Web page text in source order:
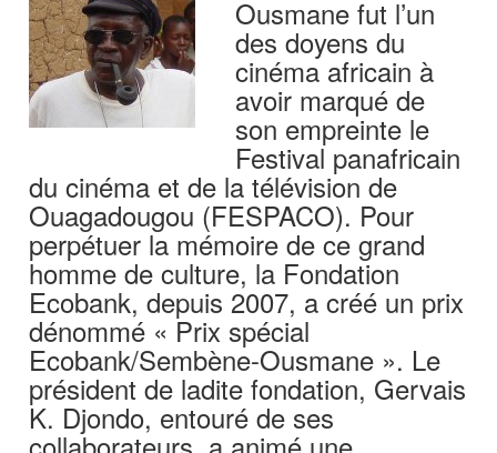
Ousmane fut l’un
des doyens du
cinéma africain à
avoir marqué de
son empreinte le
Festival panafricain
du cinéma et de la télévision de
Ouagadougou (FESPACO). Pour
perpétuer la mémoire de ce grand
homme de culture, la Fondation
Ecobank, depuis 2007, a créé un prix
dénommé « Prix spécial
Ecobank/Sembène-Ousmane ». Le
président de ladite fondation, Gervais
K. Djondo, entouré de ses